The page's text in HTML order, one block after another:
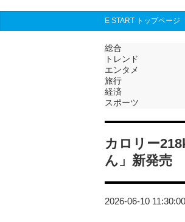
E START トップページ
総合
トレンド
エンタメ
旅行
経済
スポーツ
カロリー
ん」新発売
2026-06-10 11:30:00